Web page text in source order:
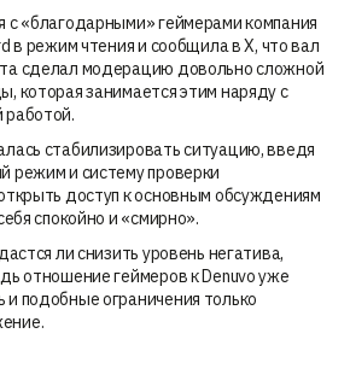
«благодарными» геймерами компания
в режим чтения и сообщила в X, что вал
сделал модерацию довольно сложной
которая занимается этим наряду с
стабилизировать ситуацию, введя
режим и систему проверки
доступ к основным обсуждениям
спокойно и «смирно».
ли снизить уровень негатива,
отношение геймеров к Denuvo уже
подобные ограничения только